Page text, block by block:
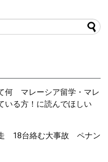
何 マレーシア留学・マレ
いる方！に読んでほしい
18台絡む大事故 ペナン